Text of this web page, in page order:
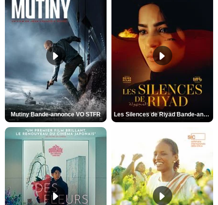
Mutiny Bande-annonce VO STFR Les Silences de Riyad Bande-annonce VO STFR